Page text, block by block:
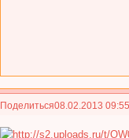
Поделиться08.02.2013